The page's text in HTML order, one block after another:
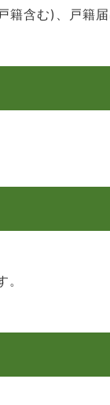
籍含む)、戸籍